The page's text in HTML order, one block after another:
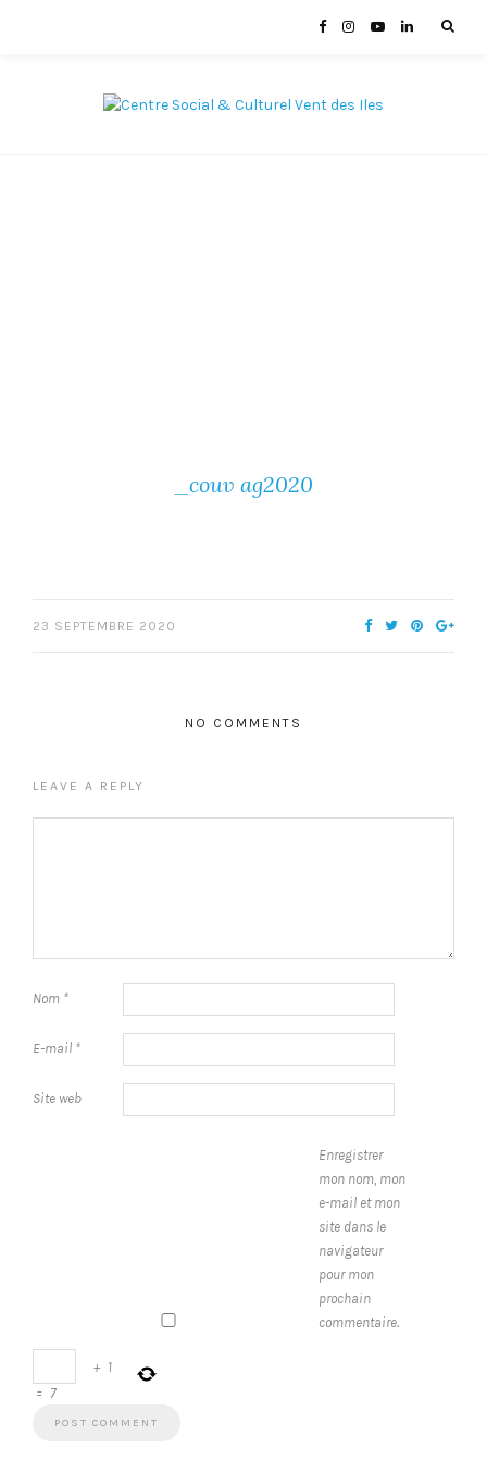
_couv ag2020
23 SEPTEMBRE 2020
NO COMMENTS
LEAVE A REPLY
Nom *
E-mail *
Site web
Enregistrer
mon nom, mon
e-mail et mon
site dans le
navigateur
pour mon
prochain
commentaire.
+ 1
= 7